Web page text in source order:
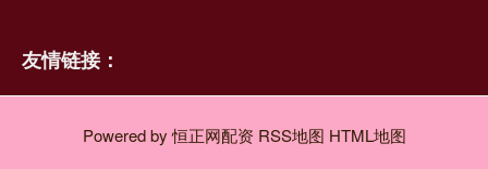
友情链接：
Powered by恒正网配资 RSS地图 HTML地图